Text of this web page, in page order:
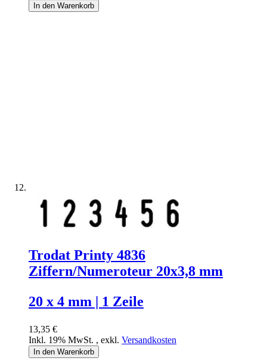
In den Warenkorb
Trodat Printy 4836
Ziffern/Numeroteur 20x3,8 mm
20 x 4 mm | 1 Zeile
13,35 €
Inkl. 19% MwSt. , exkl. Versandkosten
In den Warenkorb